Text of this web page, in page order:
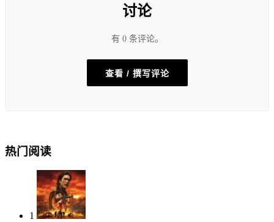
讨论
有 0 条评论。
查看 / 撰写评论
热门阅读
1